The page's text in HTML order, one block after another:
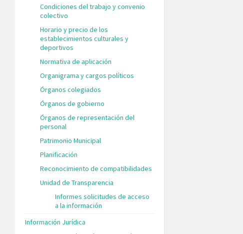
Condiciones del trabajo y convenio
colectivo
Horario y precio de los
establecimientos culturales y
deportivos
Normativa de aplicación
Organigrama y cargos políticos
Órganos colegiados
Órganos de gobierno
Órganos de representación del
personal
Patrimonio Municipal
Planificación
Reconocimiento de compatibilidades
Unidad de Transparencia
Informes solicitudes de acceso
a la información
Información Jurídica